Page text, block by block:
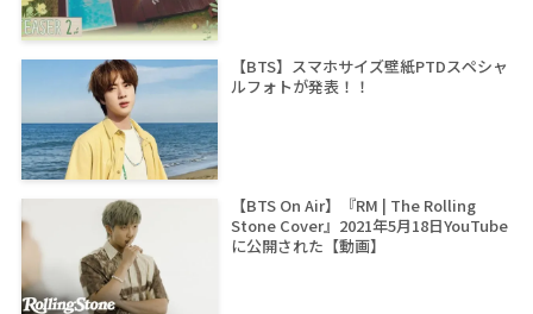
【BTS】スマホサイズ壁紙PTDスペシャ
ルフォトが発表！！
【BTS On Air】『RM | The Rolling
Stone Cover』2021年5月18日YouTube
に公開された【動画】